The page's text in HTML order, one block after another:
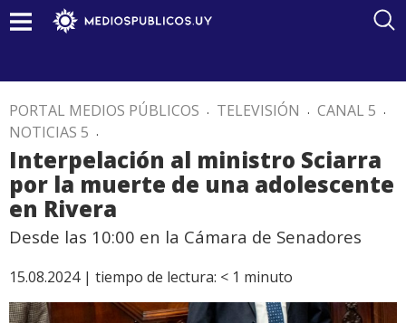
PORTAL MEDIOS PÚBLICOS . TELEVISIÓN . CANAL 5 .
NOTICIAS 5 .
Interpelación al ministro Sciarra
por la muerte de una adolescente
en Rivera
Desde las 10:00 en la Cámara de Senadores
15.08.2024 | tiempo de lectura: < 1 minuto